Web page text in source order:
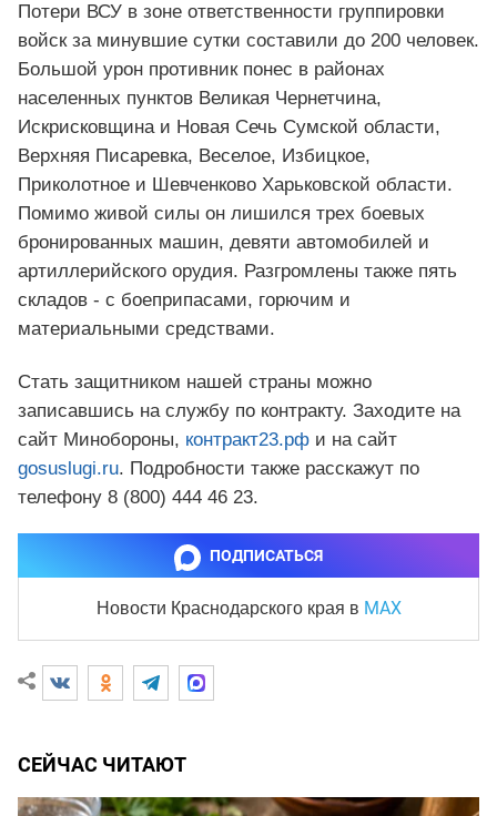
Потери ВСУ в зоне ответственности группировки
войск за минувшие сутки составили до 200 человек.
Большой урон противник понес в районах
населенных пунктов Великая Чернетчина,
Искрисковщина и Новая Сечь Сумской области,
Верхняя Писаревка, Веселое, Избицкое,
Приколотное и Шевченково Харьковской области.
Помимо живой силы он лишился трех боевых
бронированных машин, девяти автомобилей и
артиллерийского орудия. Разгромлены также пять
складов - с боеприпасами, горючим и
материальными средствами.
Стать защитником нашей страны можно
записавшись на службу по контракту. Заходите на
сайт Минобороны, контракт23.рф и на сайт
gosuslugi.ru. Подробности также расскажут по
телефону 8 (800) 444 46 23.
ПОДПИСАТЬСЯ
Новости Краснодарского края в MAX
СЕЙЧАС ЧИТАЮТ